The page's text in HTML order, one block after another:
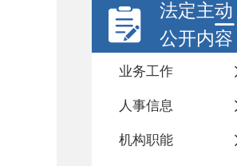
法定主动
公开内容
业务工作
人事信息
机构职能